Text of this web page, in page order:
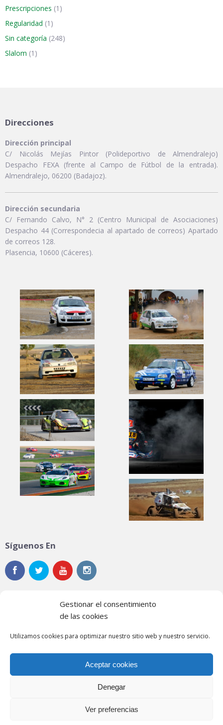
Gestionar el consentimiento
de las cookies
Utilizamos cookies para optimizar nuestro sitio web y nuestro servicio.
Aceptar cookies
Denegar
Ver preferencias
Prescripciones (1)
Regularidad (1)
Sin categoría (248)
Slalom (1)
Direcciones
Dirección principal
C/ Nicolás Mejías Pintor (Polideportivo de Almendralejo)
Despacho FEXA (frente al Campo de Fútbol de la entrada).
Almendralejo, 06200 (Badajoz).
Dirección secundaria
C/ Fernando Calvo, N° 2 (Centro Municipal de Asociaciones)
Despacho 44 (Correspondecia al apartado de correos) Apartado
de correos 128.
Plasencia, 10600 (Cáceres).
Síguenos En
Noticias
Contacto